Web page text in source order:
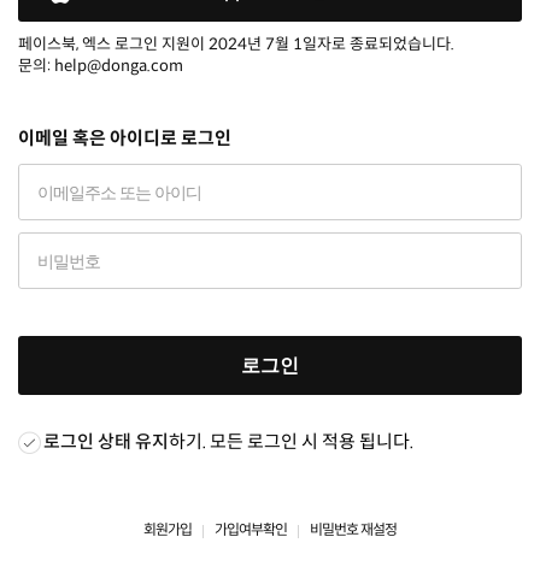
페이스북, 엑스 로그인 지원이 2024년 7월 1일자로 종료되었습니다.
문의: help@donga.com
이메일 혹은 아이디로 로그인
로그인
로그인 상태 유지하기. 모든 로그인 시 적용 됩니다.
회원가입 가입여부확인 비밀번호 재설정